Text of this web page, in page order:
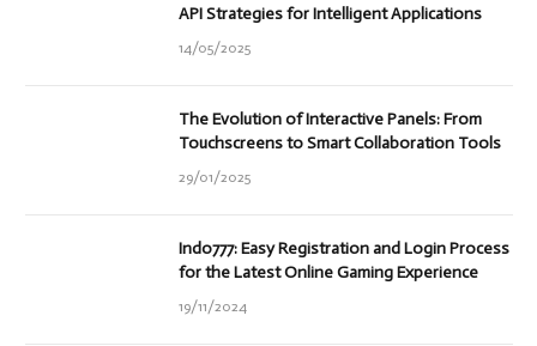
API Strategies for Intelligent Applications
14/05/2025
The Evolution of Interactive Panels: From
Touchscreens to Smart Collaboration Tools
29/01/2025
Indo777: Easy Registration and Login Process
for the Latest Online Gaming Experience
19/11/2024